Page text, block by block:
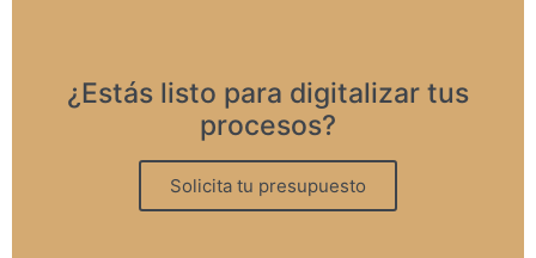
¿Estás listo para digitalizar tus
procesos?
Solicita tu presupuesto